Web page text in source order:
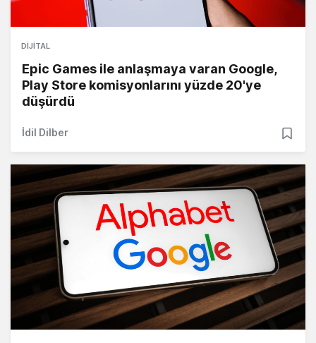
DIJITAL
Epic Games ile anlaşmaya varan Google,
Play Store komisyonlarını yüzde 20'ye
düşürdü
İdil Dilber